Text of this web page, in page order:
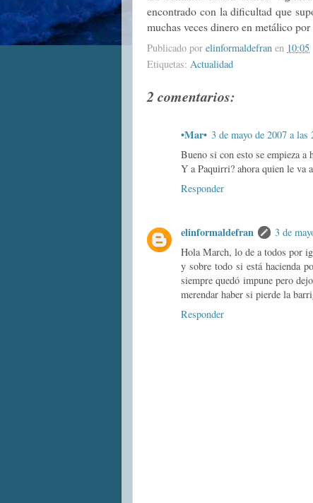
encontrado con la dificultad que
muchas veces dinero en metálico por
Publicado por elinformaldefran en 10:05
Etiquetas: Actualidad
2 comentarios:
•Mar• 3 de mayo de 2007 a las
Bueno si con esto se empieza
Y a Paquirri? ahora quien le va
Responder
elinformaldefran
3 de
Hola March, lo de a todos por
y sobre todo si está hacienda
siempre quedó impune pero
merendar haber si pierde la
Responder